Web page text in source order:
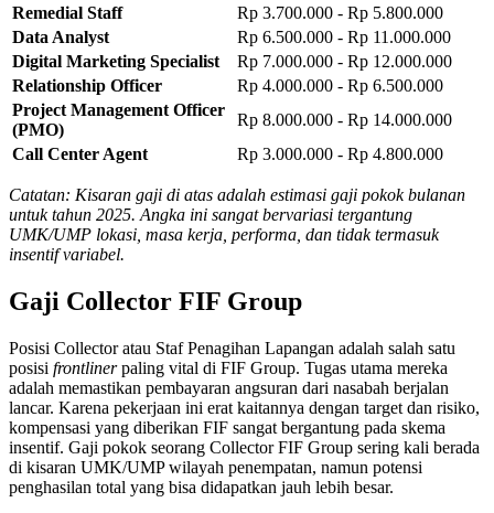
Remedial Staff
Rp 3.700.000 - Rp 5.800.000
Data Analyst
Rp 6.500.000 - Rp 11.000.000
Digital Marketing Specialist
Rp 7.000.000 - Rp 12.000.000
Relationship Officer
Rp 4.000.000 - Rp 6.500.000
Project Management Officer
(PMO)
Rp 8.000.000 - Rp 14.000.000
Call Center Agent
Rp 3.000.000 - Rp 4.800.000
Catatan: Kisaran gaji di atas adalah estimasi gaji pokok bulanan
untuk tahun 2025. Angka ini sangat bervariasi tergantung
UMK/UMP lokasi, masa kerja, performa, dan tidak termasuk
insentif variabel.
Gaji Collector FIF Group
Posisi Collector atau Staf Penagihan Lapangan adalah salah satu
posisi frontlinerpaling vital di FIF Group. Tugas utama mereka
adalah memastikan pembayaran angsuran dari nasabah berjalan
lancar. Karena pekerjaan ini erat kaitannya dengan target dan risiko,
kompensasi yang diberikan FIF sangat bergantung pada skema
insentif. Gaji pokok seorang Collector FIF Group sering kali berada
di kisaran UMK/UMP wilayah penempatan, namun potensi
penghasilan total yang bisa didapatkan jauh lebih besar.